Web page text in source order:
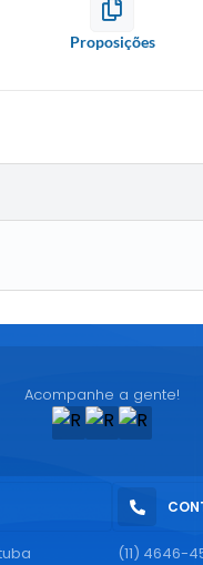
Proposições
(11) 4646-
Acompanhe a gente!